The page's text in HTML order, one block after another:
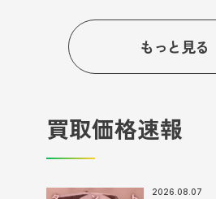
もっと見る
買取価格速報
2026.08.07